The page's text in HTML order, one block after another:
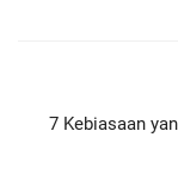
7 Kebiasaan